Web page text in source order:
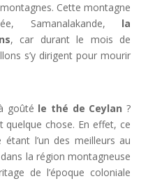
Cette montagne
Samanalakande, la
, car durant le mois de
s’y dirigent pour mourir
goûté le thé de Ceylan ?
quelque chose. En effet, ce
l’un des meilleurs au
la région montagneuse
de l’époque coloniale